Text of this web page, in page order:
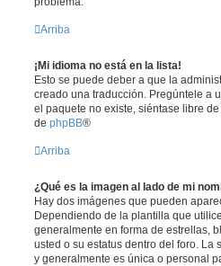
Arriba
¡Mi idioma no está en la lista!
Esto se puede deber a que la
creado una traducción. Pregúntele a
el paquete no existe, siéntase libre
de phpBB®
Arriba
¿Qué es la imagen al lado de mi
Hay dos imágenes que pueden
Dependiendo de la plantilla que
generalmente en forma de estrellas,
usted o su estatus dentro del foro.
y generalmente es única o personal